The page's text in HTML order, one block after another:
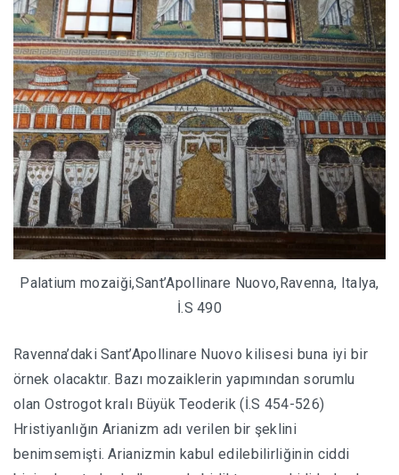
Palatium mozaiği,Sant’Apollinare Nuovo,Ravenna, Italya,
İ.S 490
Ravenna’daki Sant’Apollinare Nuovo kilisesi buna iyi bir
örnek olacaktır. Bazı mozaiklerin yapımından sorumlu
olan Ostrogot kralı Büyük Teoderik (İ.S 454-526)
Hristiyanlığın Arianizm adı verilen bir şeklini
benimsemişti. Arianizmin kabul edilebilirliğinin ciddi